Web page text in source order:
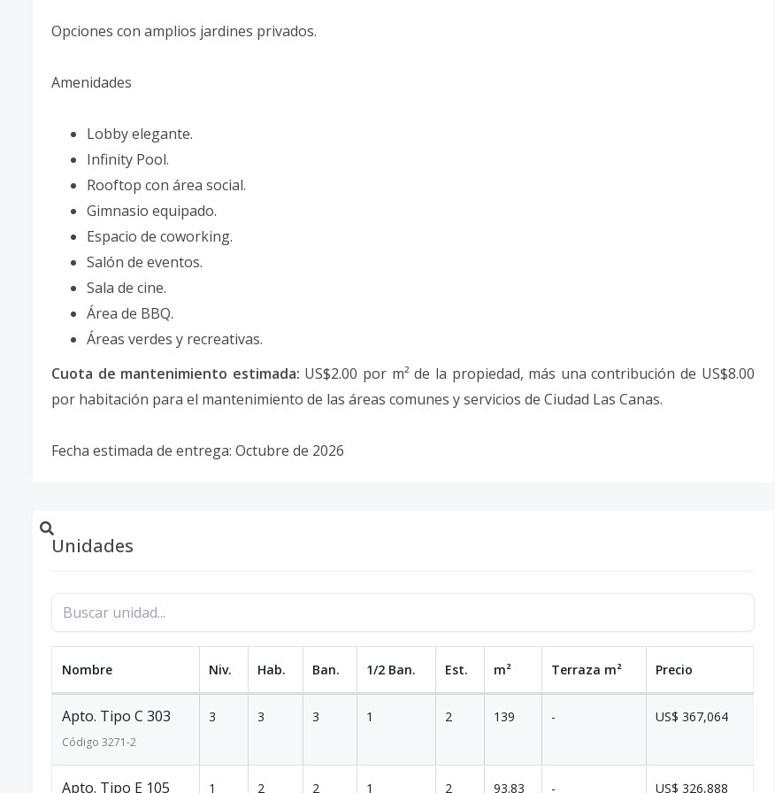
Opciones con amplios jardines privados.
Amenidades
Lobby elegante.
Infinity Pool.
Rooftop con área social.
Gimnasio equipado.
Espacio de coworking.
Salón de eventos.
Sala de cine.
Área de BBQ.
Áreas verdes y recreativas.
Cuota de mantenimiento estimada: US$2.00 por m² de la propiedad, más una contribución de US$8.00
por habitación para el mantenimiento de las áreas comunes y servicios de Ciudad Las Canas.
Fecha estimada de entrega: Octubre de 2026
Unidades
Nombre Niv. Hab. Ban. 1/2 Ban. Est. m² Terraza m² Precio
Apto. Tipo C 303
Código 3271-2
3 3 3 1 2 139 - US$ 367,064
Apto. Tipo E 105 1 2 2 1 2 93.83 - US$ 326,888